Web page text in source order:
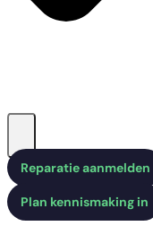
Reparatie aanmelden
Plan kennismaking in